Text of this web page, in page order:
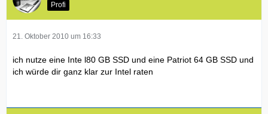
Profi
21. Oktober 2010 um 16:33
ich nutze eine Inte l80 GB SSD und eine Patriot 64 GB SSD und
ich würde dir ganz klar zur Intel raten